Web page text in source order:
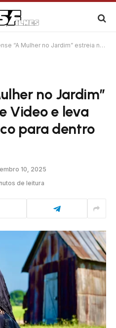
no Jardim” estreia no Prime Video e leva terror psicológico para dentro de casa
no Jardim”
Video e leva
para dentro
10, 2025
de leitura